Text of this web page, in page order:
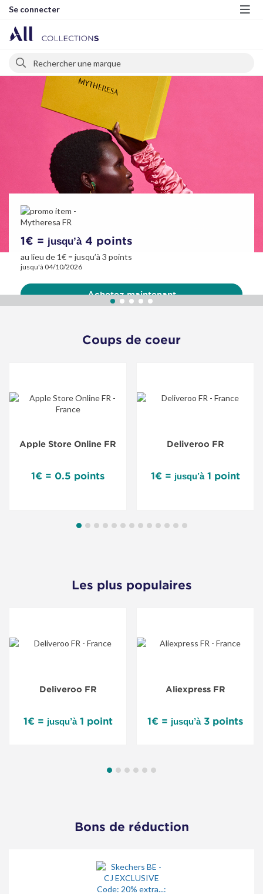
Se connecter
Rechercher
Rechercher
1€ = jusqu’à4 points
au lieu de 1€ = jusqu’à 3 points
jusqu'à 04/10/2026
Achetez maintenant
1€ = jusqu’à2.5 points
au lieu de 1€ = jusqu’à 2 points
jusqu'à 04/10/2026
Achetez maintenant
Coups de coeur
Apple Store Online FR
1€ = 0.5 points
Deliveroo FR
1€ =jusqu’à1 point
Les plus populaires
Deliveroo FR
1€ =jusqu’à1 point
Aliexpress FR
1€ =jusqu’à3 points
Bons de réduction